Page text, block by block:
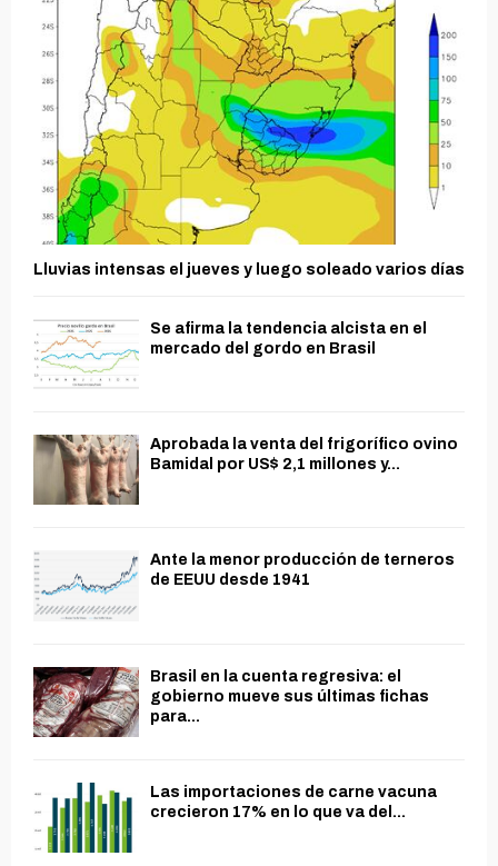
Lluvias intensas el jueves y luego soleado varios días
Se afirma la tendencia alcista en el
mercado del gordo en Brasil
Aprobada la venta del frigorífico ovino
Bamidal por US$ 2,1 millones y...
Ante la menor producción de terneros
de EEUU desde 1941
Brasil en la cuenta regresiva: el
gobierno mueve sus últimas fichas
para...
Las importaciones de carne vacuna
crecieron 17% en lo que va del...